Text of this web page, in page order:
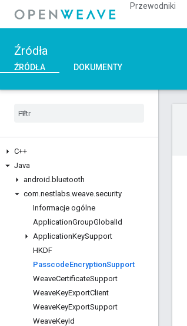
Przewodniki
Źródła
ŹRÓDŁA DOKUMENTY
C++
Java
android .bluetooth
com.nestlabs.weave.security
Informacje ogólne
ApplicationGroupGlobal Id
ApplicationKeySupport
HKDF
PasscodeEncryptionSupport
WeaveCertificateSupport
WeaveKeyExportClient
WeaveKeyExportSupport
WeaveKeyId